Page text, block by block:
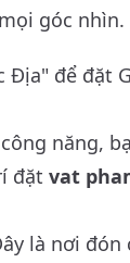
góc nhìn.
để đặt
năng,
đặt vat
là nơi đón